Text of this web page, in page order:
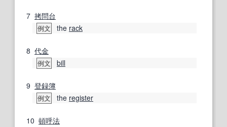
7 拷問台
例文 the rack
8 代金
例文 bill
9 登録簿
例文 the register
10 頓呼法